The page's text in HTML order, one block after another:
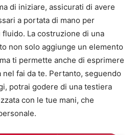
di iniziare, assicurati di avere
a portata di mano per
La costruzione di una
non solo aggiunge un elemento
ti permette anche di esprimere
fai da te. Pertanto, seguendo
potrai godere di una testiera
con le tue mani, che